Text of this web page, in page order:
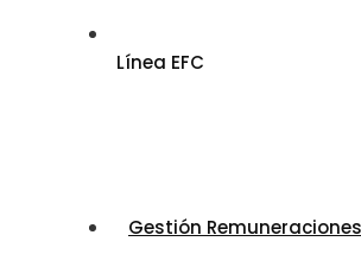
Línea EFC
Gestión Remuneraciones